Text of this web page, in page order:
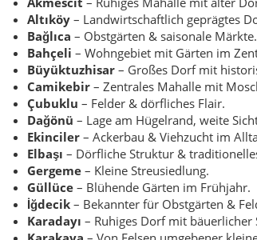
Karakaya – Von Felsen umgebener
Karaköy– Klassisches anatolisches Dorf.
Kayaaltı– Am Flussufer mit kleinem
Kızılkaya – Rotes Gestein prägt die
Köprübaşı– Brücke am Zamantı,
Koyunabdal – Schäfer- und Weidedorf.
Koyunören – Felder, Wiesen &
Küçüktuzhisar – Kleineres
Mahmatlı– Weiler mit bäuerlicher
Mevlana– Modernes Wohngebiet mit
Oymaağaç – Bekannt für Holzarbeiten &
Sarıoğlan – Ländliche Umgebung mit
Saraycık– Historischer Name, dörfliches
Saçlı– Ruhiger Ortsteil, bäuerlich